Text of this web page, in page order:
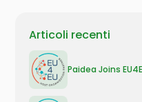
Articoli recenti
Paidea Joins